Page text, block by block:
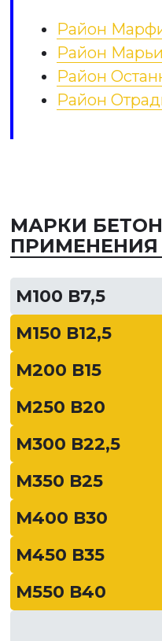
Район
Район
Район
Район
МАРКИ
ПРИМЕНЕНИЯ
М100 В7,5
М150 В12,5
М200 В15
М250 В20
М300 В22,5
М350 В25
М400 В30
М450 В35
М550 В40